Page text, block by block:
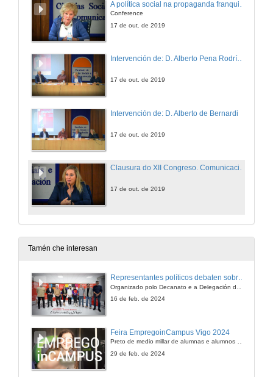
Conference
17 de out. de 2019
Intervención de: D. Alberto Pena Rodríguez
17 de out. de 2019
Intervención de: D. Alberto de Bernardi
17 de out. de 2019
Clausura do XII Congreso. Comunicación social e opinión pública nas ditaduras: Narrativas, idearios e representacións
17 de out. de 2019
Tamén che interesan
Representantes políticos debaten sobre educación e xuventude no campus de Pontevedra
16 de feb. de 2024
Feira EmpregoinCampus Vigo 2024
Preto de medio millar de alumnas e alumnos buscan coñecer máis de preto as oportunidades que lles achegan as arredor de medio cento de empresas que participan na edición viguesa da feira. Xunto coa visita aos stands, durante a feria desenvólvense varias actividades complementarias, como obradoiros, conversas, mesas redondas ou o pasaporte de empregabilidade, un espazo no que poderán recibir asesoramento sobre o seu CV.
29 de feb. de 2024